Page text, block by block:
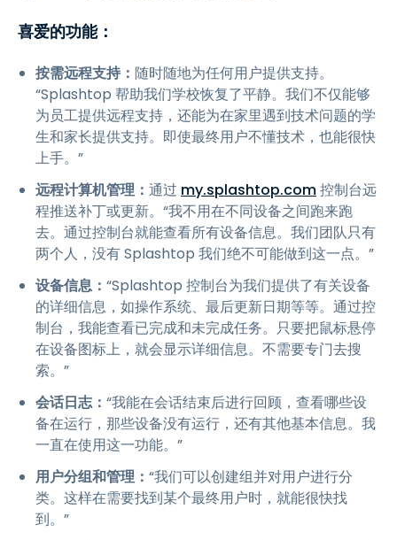
喜爱的功能：
按需远程支持： 随时随地为任何用户提供支持。
“Splashtop 帮助我们学校恢复了平静。我们不仅能够
为员工提供远程支持，还能为在家里遇到技术问题的学
生和家长提供支持。即使最终用户不懂技术，也能很快
上手。”
远程计算机管理： 通过 my.splashtop.com控制台远
程推送补丁或更新。“我不用在不同设备之间跑来跑
去。通过控制台就能查看所有设备信息。我们团队只有
两个人，没有 Splashtop 我们绝不可能做到这一点。”
设备信息： “Splashtop 控制台为我们提供了有关设备
的详细信息，如操作系统、最后更新日期等等。通过控
制台，我能查看已完成和未完成任务。只要把鼠标悬停
在设备图标上，就会显示详细信息。不需要专门去搜
索。”
会话日志： “我能在会话结束后进行回顾，查看哪些设
备在运行，那些设备没有运行，还有其他基本信息。我
一直在使用这一功能。”
用户分组和管理： “我们可以创建组并对用户进行分
类。这样在需要找到某个最终用户时，就能很快找
到。”